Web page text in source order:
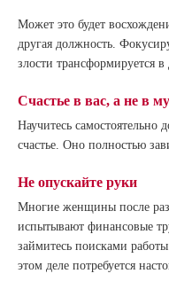
Может это будет
другая должность.
злости трансформируется в
Счастье в вас, а не в
Научитесь самостоятельно
счастье. Оно полностью
Не опускайте руки
Многие женщины после
испытывают финансовые
займитесь поисками
этом деле потребуется